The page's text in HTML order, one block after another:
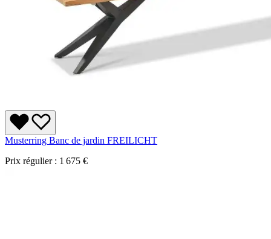
Musterring Banc de jardin FREILICHT
Prix régulier : 1 675 €